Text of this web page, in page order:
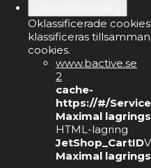
Oklassificerade
klassificeras
cookies.
www.bactive.se
2
cache-
https://#/
Maximal
HTML-lagring
JetShop_CartID
Maximal